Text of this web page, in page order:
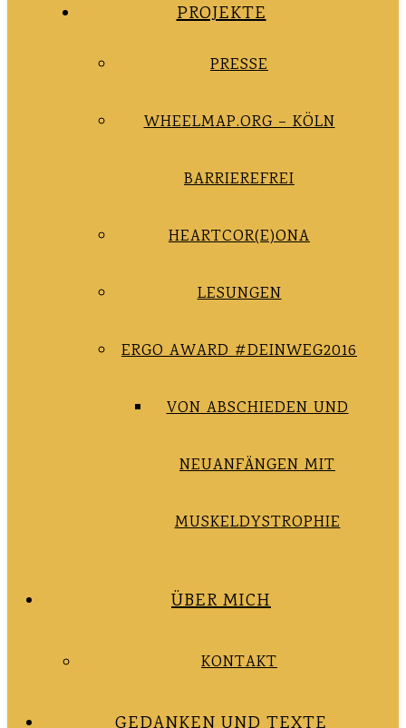
PROJEKTE
PRESSE
WHEELMAP.ORG – KÖLN
BARRIEREFREI
HEARTCOR(E)ONA
LESUNGEN
ERGO AWARD #DEINWEG2016
VON ABSCHIEDEN UND
NEUANFÄNGEN MIT
MUSKELDYSTROPHIE
ÜBER MICH
KONTAKT